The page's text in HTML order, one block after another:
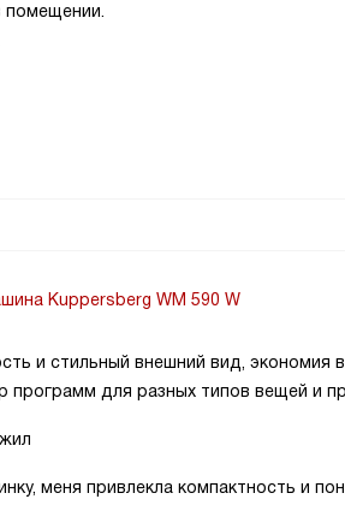
помещении.
Kuppersberg WM 590 W
и стильный внешний вид, экономия
программ для разных типов вещей и
меня привлекла компактность и